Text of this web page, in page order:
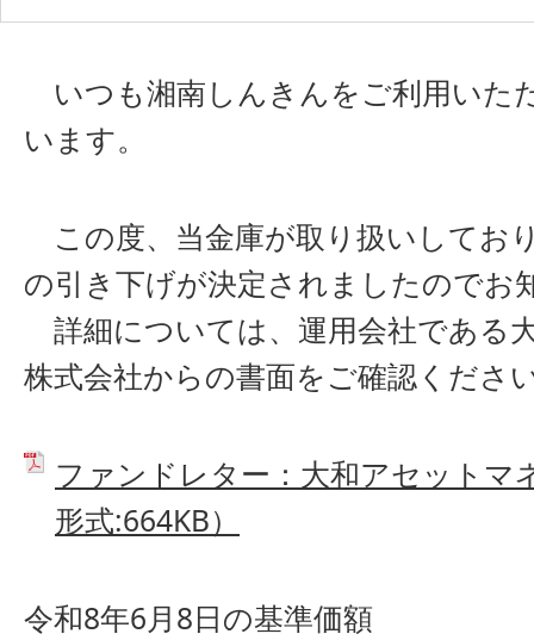
いつも湘南しんきんをご利用いた
います。
この度、当金庫が取り扱いしてお
の引き下げが決定されましたのでお
詳細については、運用会社である
株式会社からの書面をご確認くださ
ファンドレター：大和アセットマ
形式:664KB）
令和8年6月8日の基準価額